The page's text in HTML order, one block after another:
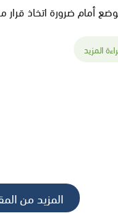
أمام ضرورة اتخاذ
المزيد
المزيد من